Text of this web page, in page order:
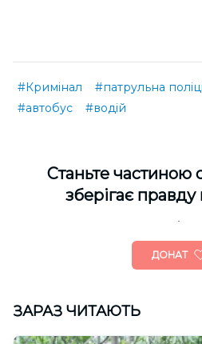
#Кримінал #патрульна
#автобус
#водій
Cтаньте частиною
зберігає
ДОНАТ
ЗАРАЗ ЧИТАЮТЬ